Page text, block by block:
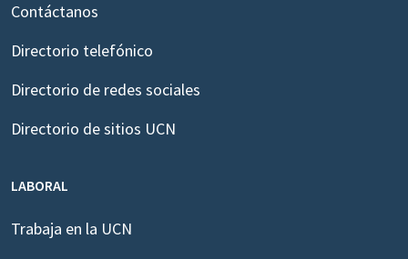
Contáctanos
Directorio telefónico
Directorio de redes sociales
Directorio de sitios UCN
LABORAL
Trabaja en la UCN